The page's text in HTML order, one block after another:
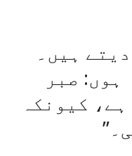
ہیں۔
ہوں: صبر
کیونکہ